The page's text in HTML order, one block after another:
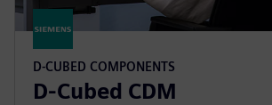
D-CUBED COMPONENTS
D-Cubed CDM